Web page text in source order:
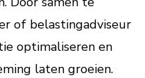
of belastingadviseur
optimaliseren en
laten groeien.